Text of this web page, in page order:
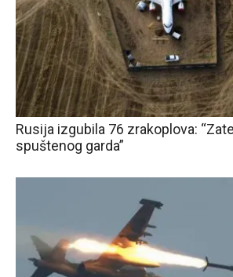
Rusija izgubila 76 zrakoplova:
spuštenog garda”